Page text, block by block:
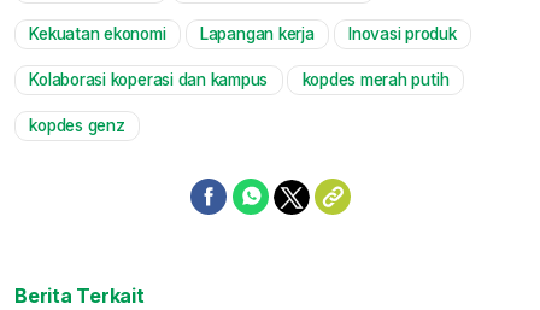
Kekuatan ekonomi Lapangan kerja Inovasi produk
Kolaborasi koperasi dan kampus kopdes merah putih
kopdes genz
Berita Terkait